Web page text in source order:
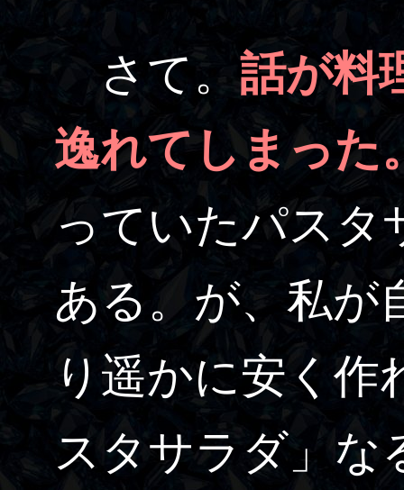
さて。 話が料
逸れてしまった
っていたパスタ
ある。が、私が
り遥かに安く作
スタサラダ」な